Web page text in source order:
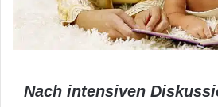
Nach intensiven